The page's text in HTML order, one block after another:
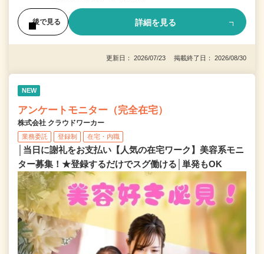
後で見る 詳細を見る
更新日： 2026/07/23 掲載終了日： 2026/08/30
NEW
アンケートモニター（完全在宅）
株式会社 クラウドワーカー
業務委託 登録制 在宅・内職
│当日に謝礼をお支払い【人気の在宅ワーク】美容系モニ
ター募集！★登録するだけでスグ働ける│単発もOK